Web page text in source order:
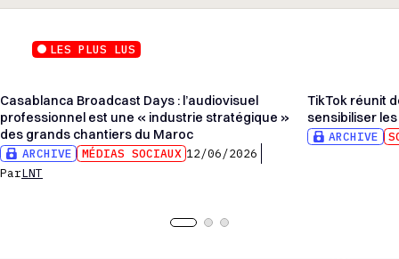
LES PLUS LUS
Casablanca Broadcast Days : l’audiovisuel
professionnel est une « industrie stratégique »
des grands chantiers du Maroc
ARCHIVE MÉDIAS SOCIAUX 12/06/2026
ParLNT
TikTok réunit
sensibiliser
ARCHIVE